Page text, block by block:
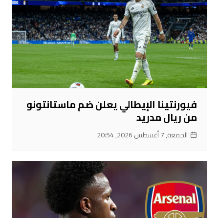
فيورنتينا الإيطالي يعلن ضم ماستانتونو
من ريال مدريد
الجمعة, 7 أغسطس 2026, 20:54